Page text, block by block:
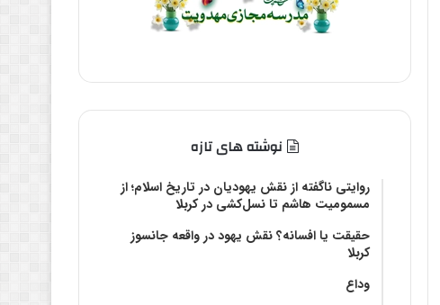
نوشته های تازه
روایتی ناگفته از نقش یهودیان در تاریخ اسلام؛ از
مسمومیت هاشم تا نسل‌کشی در کربلا
حقیقت یا افسانه؟‌ نقش یهود در واقعه جانسوز
کربلا
وداع